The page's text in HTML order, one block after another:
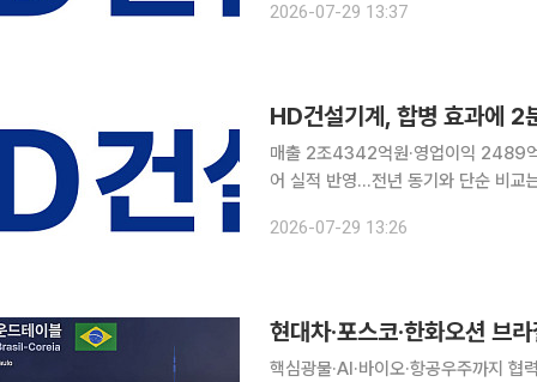
설기계는 올해 2분기 연결 기준 매
2026-07-29 13:37
HD건설기계, 합병 효과에
매출 2조4342억원·영업이익 2489
어 실적 반영…전년 동기와 단순 비교는 어려워 HD건설기계가 HD현대인프라
억원, 영업이익 2489억원을 기록했
2026-07-29 13:26
현대차·포스코·한화오션 브
핵심광물·AI·바이오·항공우주까지